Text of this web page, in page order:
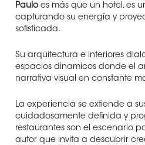
Pauloes más que un hotel, es
capturando su energía y
sofisticada.
Su arquitectura e interiores
espacios dinamicos donde el
narrativa visual en constante
La experiencia se extiende a
cuidadosamente definida y
restaurantes son el escenario
autor que invita a descubrir